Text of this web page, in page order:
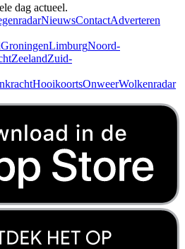
dag actueel.
NieuwsContactAdverteren
GroningenLimburgNoord-
ZeelandZuid-
HooikoortsOnweerWolkenradar